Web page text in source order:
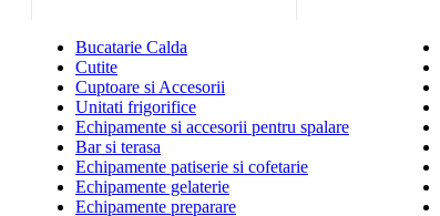
Bucatarie Calda
Cutite
Cuptoare si Accesorii
Unitati frigorifice
Echipamente si accesorii pentru spalare
Bar si terasa
Echipamente patiserie si cofetarie
Echipamente gelaterie
Echipamente preparare